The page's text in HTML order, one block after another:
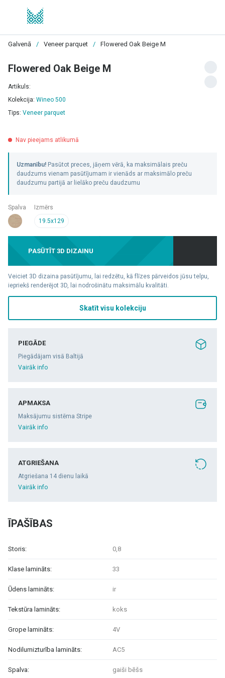
Galvenā / Veneer parquet / Flowered Oak Beige M
Flowered Oak Beige M
Artikuls:
Kolekcija: Wineo 500
Tips: Veneer parquet
Nav pieejams atlikumā
Uzmanību! Pasūtot preces, jāņem vērā, ka maksimālais preču
daudzums vienam pasūtījumam ir vienāds ar maksimālo preču
daudzumu partijā ar lielāko preču daudzumu
Spalva
Izmērs
19.5x129
PASŪTĪT 3D DIZAINU
Veiciet 3D dizaina pasūtījumu, lai redzētu, kā flīzes pārveidos jūsu telpu,
iepriekš renderējot 3D, lai nodrošinātu maksimālu kvalitāti.
Skatīt visu kolekciju
PIEGĀDE
Piegādājam visā Baltijā
Vairāk info
APMAKSA
Maksājumu sistēma Stripe
Vairāk info
ATGRIEŠANA
Atgriešana 14 dienu laikā
Vairāk info
ĪPAŠĪBAS
Storis: 0,8
Klase lamināts: 33
Ūdens lamināts: ir
Tekstūra lamināts: koks
Grope lamināts: 4V
Nodilumizturība lamināts: AC5
Spalva: gaiši bēšs